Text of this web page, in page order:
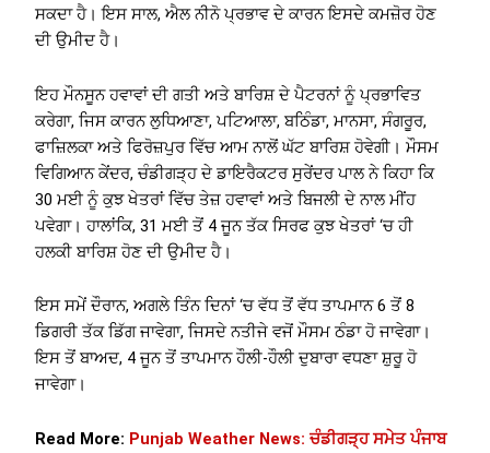
ਸਕਦਾ ਹੈ। ਇਸ ਸਾਲ, ਐਲ ਨੀਨੋ ਪ੍ਰਭਾਵ ਦੇ ਕਾਰਨ ਇਸਦੇ ਕਮਜ਼ੋਰ ਹੋਣ
ਦੀ ਉਮੀਦ ਹੈ।
ਇਹ ਮੌਨਸੂਨ ਹਵਾਵਾਂ ਦੀ ਗਤੀ ਅਤੇ ਬਾਰਿਸ਼ ਦੇ ਪੈਟਰਨਾਂ ਨੂੰ ਪ੍ਰਭਾਵਿਤ
ਕਰੇਗਾ, ਜਿਸ ਕਾਰਨ ਲੁਧਿਆਣਾ, ਪਟਿਆਲਾ, ਬਠਿੰਡਾ, ਮਾਨਸਾ, ਸੰਗਰੂਰ,
ਫਾਜ਼ਿਲਕਾ ਅਤੇ ਫਿਰੋਜ਼ਪੁਰ ਵਿੱਚ ਆਮ ਨਾਲੋਂ ਘੱਟ ਬਾਰਿਸ਼ ਹੋਵੇਗੀ। ਮੌਸਮ
ਵਿਗਿਆਨ ਕੇਂਦਰ, ਚੰਡੀਗੜ੍ਹ ਦੇ ਡਾਇਰੈਕਟਰ ਸੁਰੇਂਦਰ ਪਾਲ ਨੇ ਕਿਹਾ ਕਿ
30 ਮਈ ਨੂੰ ਕੁਝ ਖੇਤਰਾਂ ਵਿੱਚ ਤੇਜ਼ ਹਵਾਵਾਂ ਅਤੇ ਬਿਜਲੀ ਦੇ ਨਾਲ ਮੀਂਹ
ਪਵੇਗਾ। ਹਾਲਾਂਕਿ, 31 ਮਈ ਤੋਂ 4 ਜੂਨ ਤੱਕ ਸਿਰਫ ਕੁਝ ਖੇਤਰਾਂ ‘ਚ ਹੀ
ਹਲਕੀ ਬਾਰਿਸ਼ ਹੋਣ ਦੀ ਉਮੀਦ ਹੈ।
ਇਸ ਸਮੇਂ ਦੌਰਾਨ, ਅਗਲੇ ਤਿੰਨ ਦਿਨਾਂ ‘ਚ ਵੱਧ ਤੋਂ ਵੱਧ ਤਾਪਮਾਨ 6 ਤੋਂ 8
ਡਿਗਰੀ ਤੱਕ ਡਿੱਗ ਜਾਵੇਗਾ, ਜਿਸਦੇ ਨਤੀਜੇ ਵਜੋਂ ਮੌਸਮ ਠੰਡਾ ਹੋ ਜਾਵੇਗਾ।
ਇਸ ਤੋਂ ਬਾਅਦ, 4 ਜੂਨ ਤੋਂ ਤਾਪਮਾਨ ਹੌਲੀ-ਹੌਲੀ ਦੁਬਾਰਾ ਵਧਣਾ ਸ਼ੁਰੂ ਹੋ
ਜਾਵੇਗਾ।
Read More: Punjab Weather News: ਚੰਡੀਗੜ੍ਹ ਸਮੇਤ ਪੰਜਾਬ